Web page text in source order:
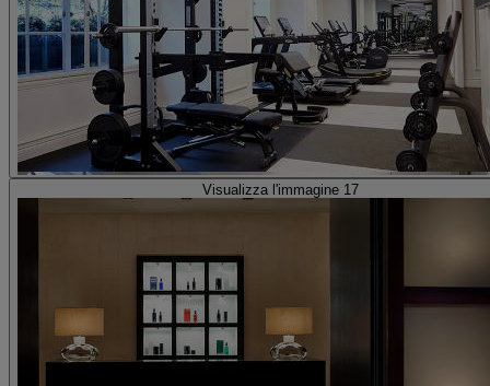
Visualizza l'immagine 17